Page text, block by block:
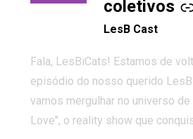
coletivos
LesB Cast
Fala, LesBiCats! Estamos de
episódio do nosso querido
vamos mergulhar no universo de
Love", o reality show que